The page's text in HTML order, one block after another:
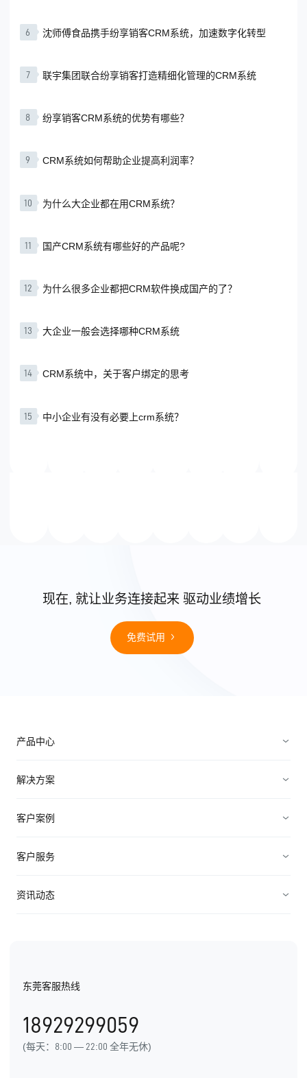
6 沈师傅食品携手纷享销客CRM系统，加速数字化转型
7 联宇集团联合纷享销客打造精细化管理的CRM系统
8 纷享销客CRM系统的优势有哪些？
9 CRM系统如何帮助企业提高利润率？
10 为什么大企业都在用CRM系统？
11 国产CRM系统有哪些好的产品呢?
12 为什么很多企业都把CRM软件换成国产的了？
13 大企业一般会选择哪种CRM系统
14 CRM系统中，关于客户绑定的思考
15 中小企业有没有必要上crm系统？
现在, 就让业务连接起来 驱动业绩增长
免费试用
产品中心
销售管理
解决方案
电子制造
客户案例
高科技
客户服务
资源中心
用户手册
资讯动态
发展历程
产品动态
东莞客服热线
18929299059
(每天：8:00 — 22:00 全年无休)